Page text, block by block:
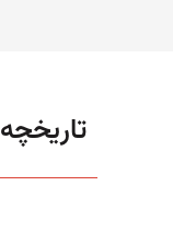
تاریخچه